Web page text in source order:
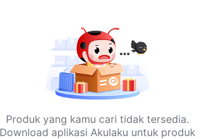
Produk yang kamu cari tidak tersedia.
Download aplikasi Akulaku untuk produk